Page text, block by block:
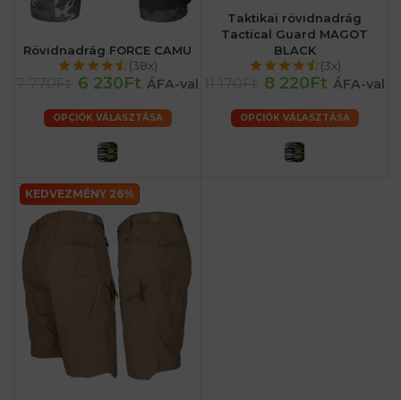
Rövidnadrág FORCE CAMU
(38x)
6 230Ft ÁFA-val
OPCIÓK VÁLASZTÁSA
Taktikai rövidnadrág
Tactical Guard MAGOT
BLACK
(3x)
8 220Ft ÁFA-val
OPCIÓK VÁLASZTÁSA
KEDVEZMÉNY 26%